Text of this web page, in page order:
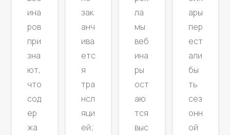
ина
ров
при
зна
ют,
что
сод
ер
жа
зак
анч
ива
етс
я
тра
нсл
яци
ей;
ла
мы
веб
ина
ры
ост
аю
тся
выс
ары
пер
ест
али
бы
ть
сез
онн
ой